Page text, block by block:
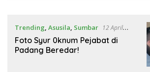
Trending, Asusila, Sumbar 12 April
2023 17:31 WIB
Foto Syur 0knum Pejabat di
Padang Beredar!